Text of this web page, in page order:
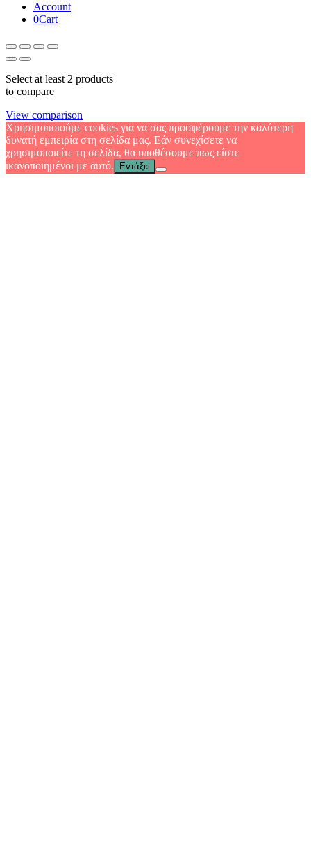
Account
0Cart
Select at least 2 products
to compare
View comparison
Χρησιμοποιούμε cookies για να σας προσφέρουμε την καλύτερη
δυνατή εμπειρία στη σελίδα μας. Εάν συνεχίσετε να
χρησιμοποιείτε τη σελίδα, θα υποθέσουμε πως είστε
ικανοποιημένοι με αυτό.
Εντάξει